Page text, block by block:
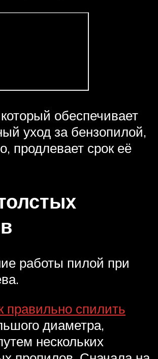
обеспечивает
уход за бензопилой,
продлевает срок её
работы пилой при
правильно спилить
диаметра,
нескольких